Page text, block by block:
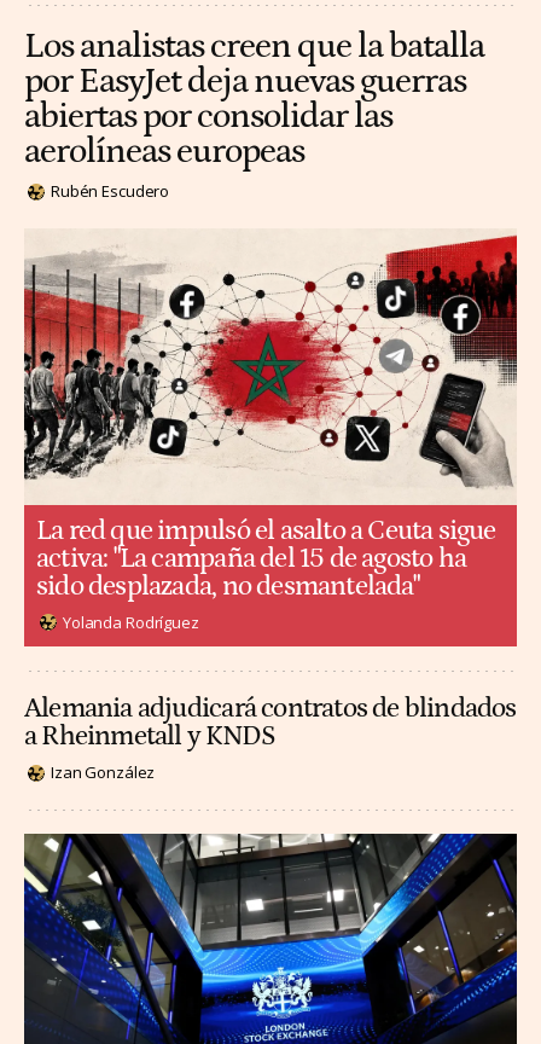
Los analistas creen que la batalla
por EasyJet deja nuevas guerras
abiertas por consolidar las
aerolíneas europeas
Rubén Escudero
La red que impulsó el asalto a Ceuta sigue
activa: "La campaña del 15 de agosto ha
sido desplazada, no desmantelada"
Yolanda Rodríguez
Alemania adjudicará contratos de blindados
a Rheinmetall y KNDS
Izan González